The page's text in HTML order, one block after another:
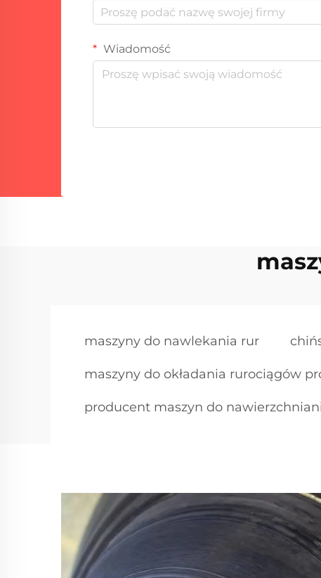
Wiadomość
maszyny do nawlekania rur
maszyny do okładania rurociągów
producent maszyn do